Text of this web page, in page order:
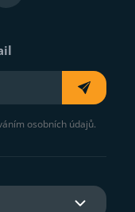
osobních údajů.